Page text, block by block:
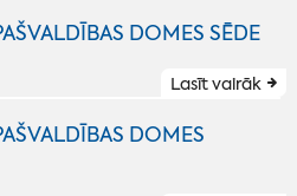
DOMES SĒDE
Lasīt vairāk
DOMES